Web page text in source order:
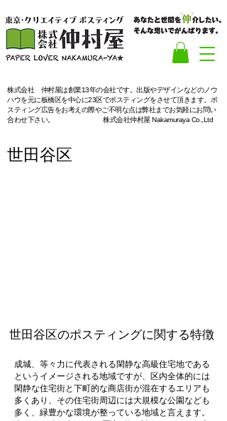
​株式会社 仲村屋は創業13年の会社です。出版やデザインなどのノウ
ハウを元に板橋区を中心に23区でポスティングをさせて頂きます。ポ
スティング広告をお考えの際やご不明な点は弊社までお気軽にお問い
合わせ下さい。
株式会社仲村屋 Nakamuraya Co.,Ltd
​世田谷区
世田谷区のポスティングに関する特徴
成城、等々力に代表される閑静な高級住宅地である
というイメージされる地域ですが、区内全体的には
閑静な住宅街と下町的な商店街が混在するエリアも
多くあり、その住宅街周辺には大規模な公園なども
多く、緑豊かな環境が整っている地域と言えます。